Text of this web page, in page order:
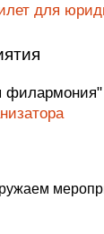
для
филармония"